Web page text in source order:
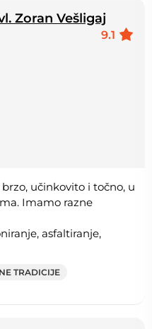
Zoran Vešligaj
9.1
učinkovito i točno, u
Imamo razne
asfaltiranje,
TRADICIJE